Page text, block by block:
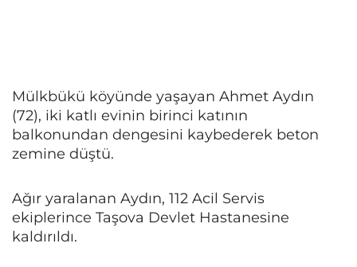
Mülkbükü köyünde yaşayan Ahmet Aydın
(72), iki katlı evinin birinci katının
balkonundan dengesini kaybederek beton
zemine düştü.
Ağır yaralanan Aydın, 112 Acil Servis
ekiplerince Taşova Devlet Hastanesine
kaldırıldı.